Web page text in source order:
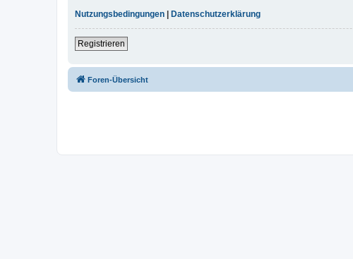
Nutzungsbedingungen | Datenschutzerklärung
Registrieren
Foren-Übersicht